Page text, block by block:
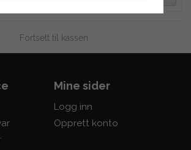
Fortsett til kassen
Mine sider
Logg inn
Opprett konto